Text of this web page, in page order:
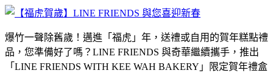
爆竹一聲除舊歲！邁進「福虎」年，送禮或自用的賀年糕點禮
品，您準備好了嗎？LINE FRIENDS 與奇華繼續攜手，推出
「LINE FRIENDS WITH KEE WAH BAKERY」限定賀年禮盒